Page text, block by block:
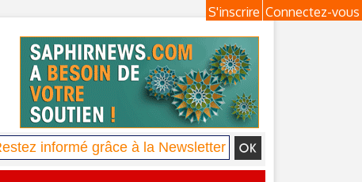
Connectez-vous
S'inscrire